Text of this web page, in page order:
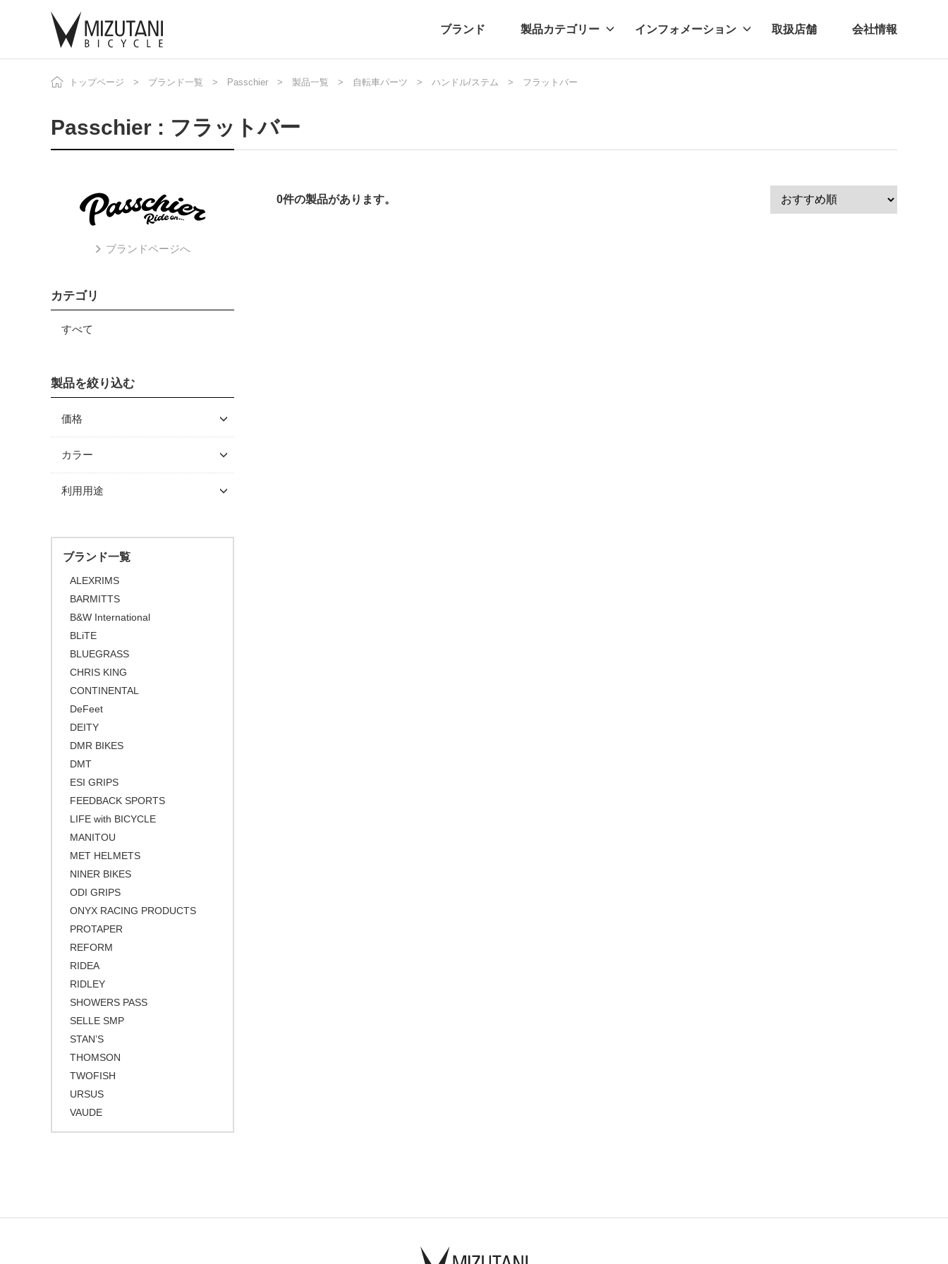
ブランド 製品カテゴリー
自転車 自転車パーツ アクセサリー
インフォメーション
ニュース プレスリリース ブログ
取扱店舗 会社情報
トップページ ブランド一覧 Passchier 製品一覧 自転車パーツ ハンドル/ステム フラットバー
Passchier : フラットバー
0件の製品があります。
ブランドページへ
カテゴリ
すべて
製品を絞り込む
価格
～ \5,000
\5,001 ～ 10,000
\10,001 ～ 20,000
\30,001 ～ 50,000
\50,001 ～
カラー
利用用途
ブランド一覧
ALEXRIMS
BARMITTS
B&W International
BLiTE
BLUEGRASS
CHRIS KING
CONTINENTAL
DeFeet
DEITY
DMR BIKES
DMT
ESI GRIPS
FEEDBACK SPORTS
LIFE with BICYCLE
MANITOU
MET HELMETS
NINER BIKES
ODI GRIPS
ONYX RACING PRODUCTS
PROTAPER
REFORM
RIDEA
RIDLEY
SHOWERS PASS
SELLE SMP
STAN’S
THOMSON
TWOFISH
URSUS
VAUDE